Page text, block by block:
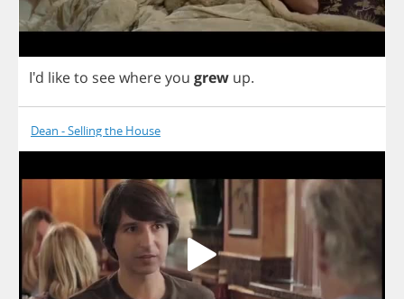
I'd liketo seewhereyou grew up.
Dean - Selling the House